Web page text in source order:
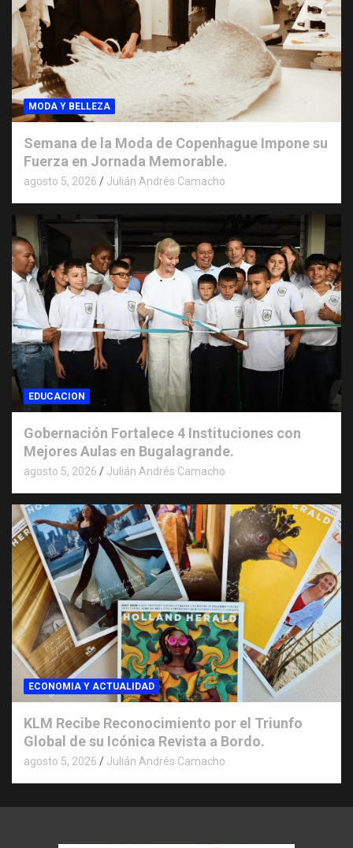
MODA Y BELLEZA
Semana de la Moda de Copenhague Impone su
Fuerza en Jornada Memorable.
agosto 5, 2026 Julián Andrés Camacho
EDUCACION
Gobernación Fortalece 4 Instituciones con
Mejores Aulas en Bugalagrande.
agosto 5, 2026 Julián Andrés Camacho
ECONOMIA Y ACTUALIDAD
KLM Recibe Reconocimiento por el Triunfo
Global de su Icónica Revista a Bordo.
agosto 5, 2026 Julián Andrés Camacho